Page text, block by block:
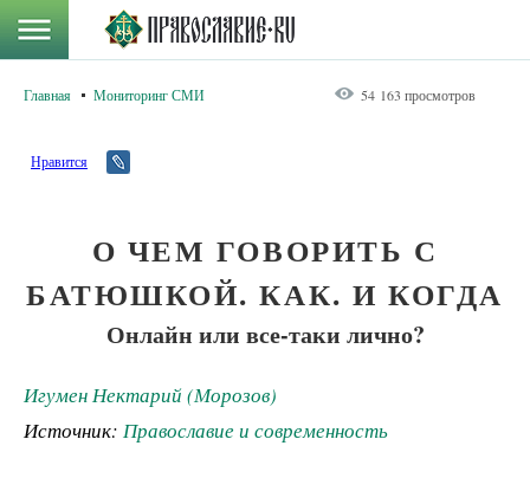
Главная Мониторинг СМИ 54 163 просмотров
Нравится
О ЧЕМ ГОВОРИТЬ С
БАТЮШКОЙ. КАК. И КОГДА
Онлайн или все­-таки лично?
Игумен Нектарий (Морозов)
Источник: Православие и современность